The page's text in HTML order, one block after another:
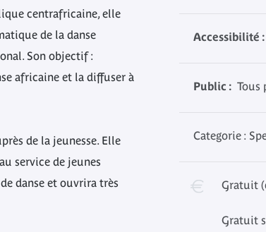
centrafricaine, elle
de la danse
Son objectif :
africaine et la diffuser à
de la jeunesse. Elle
service de jeunes
danse et ouvrira très
Accessibilité :
Public : Tous
Categorie :
Gratuit
Gratuit